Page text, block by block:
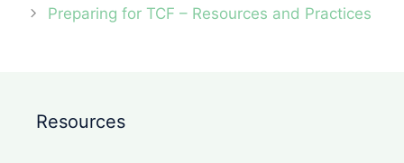
Preparing for TCF – Resources and Practices
Resources